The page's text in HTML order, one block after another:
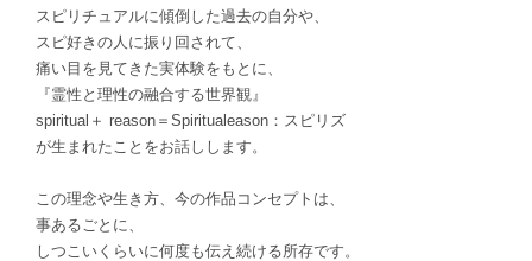
スピリチュアルに傾倒した過去の自分や、
スピ好きの人に振り回されて、
痛い目を見てきた実体験をもとに、
『霊性と理性の融合する世界観』
spiritual＋ reason＝Spiritualeason：スピリズ
が生まれたことをお話しします。
この理念や生き方、今の作品コンセプトは、
事あるごとに、
しつこいくらいに何度も伝え続ける所存です。